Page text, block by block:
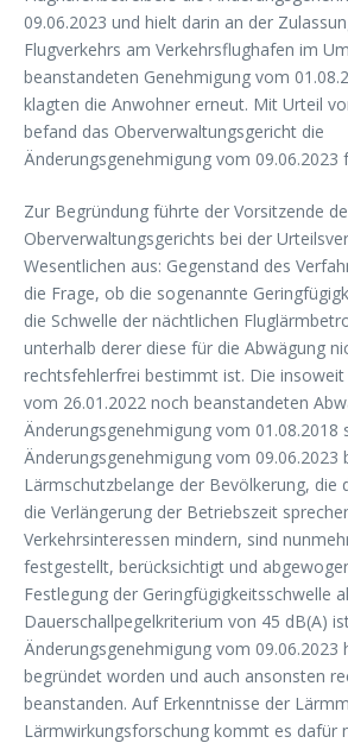
09.06.2023 und hielt darin an der
Flugverkehrs am Verkehrsflughafen im
beanstandeten Genehmigung vom
klagten die Anwohner erneut. Mit Urteil
befand das Oberverwaltungsgericht die
Änderungsgenehmigung vom 09.06.2023
Zur Begründung führte der Vorsitzende
Oberverwaltungsgerichts bei der
Wesentlichen aus: Gegenstand des
die Frage, ob die sogenannte
die Schwelle der nächtlichen
unterhalb derer diese für die Abwägung
rechtsfehlerfrei bestimmt ist. Die
vom 26.01.2022 noch beanstandeten
Änderungsgenehmigung vom 01.08.2018
Änderungsgenehmigung vom 09.06.2023
Lärmschutzbelange der Bevölkerung, die
die Verlängerung der Betriebszeit
Verkehrsinteressen mindern, sind
festgestellt, berücksichtigt und
Festlegung der Geringfügigkeitsschwelle
Dauerschallpegelkriterium von 45 dB(A)
Änderungsgenehmigung vom 09.06.2023
begründet worden und auch ansonsten
beanstanden. Auf Erkenntnisse der
Lärmwirkungsforschung kommt es dafür